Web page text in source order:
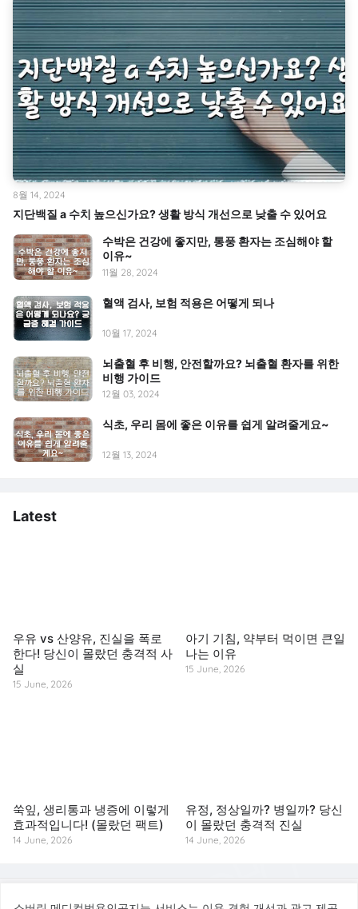
지단백질 a 수치 높으신가요? 생활 방식 개선으로 낮출 수 있어요
8월 14, 2024
수박은 건강에 좋지만, 통풍 환자는 조심해야 할
이유~
11월 28, 2024
혈액 검사, 보험 적용은 어떻게 되나
10월 17, 2024
뇌출혈 후 비행, 안전할까요? 뇌출혈 환자를 위한
비행 가이드
12월 03, 2024
식초, 우리 몸에 좋은 이유를 쉽게 알려줄게요~
12월 13, 2024
Latest
우유 vs 산양유, 진실을 폭로
한다! 당신이 몰랐던 충격적 사
실
15 June, 2026
아기 기침, 약부터 먹이면 큰일
나는 이유
15 June, 2026
쑥잎, 생리통과 냉증에 이렇게
효과적입니다! (몰랐던 팩트)
14 June, 2026
유정, 정상일까? 병일까? 당신
이 몰랐던 충격적 진실
14 June, 2026
© 2026 소버린 메디컬범용인공지능 서비스. All rights reserved.